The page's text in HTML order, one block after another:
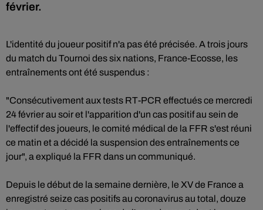
février.
L'identité du joueur positif n'a pas été précisée. A trois jours
du match du Tournoi des six nations, France-Ecosse, les
entraînements ont été suspendus :
"Consécutivement aux tests RT-PCR effectués ce mercredi
24 février au soir et l'apparition d'un cas positif au sein de
l'effectif des joueurs, le comité médical de la FFR s'est réuni
ce matin et a décidé la suspension des entraînements ce
jour", a expliqué la FFR dans un communiqué.
Depuis le début de la semaine dernière, le XV de France a
enregistré seize cas positifs au coronavirus au total, douze